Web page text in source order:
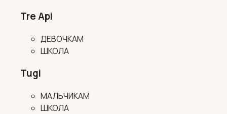
Tre Api
ДЕВОЧКАМ
ШКОЛА
Tugi
МАЛЬЧИКАМ
ШКОЛА